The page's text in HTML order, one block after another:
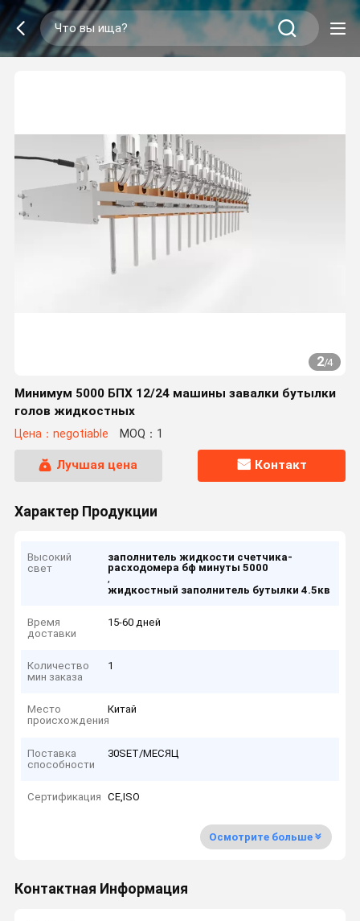
2/4
Минимум 5000 БПХ 12/24 машины завалки бутылки
голов жидкостных
Цена：negotiable MOQ：1
Лучшая цена Контакт
Характер Продукции
Высокий
свет
заполнитель жидкости счетчика-
расходомера бф минуты 5000
,
жидкостный заполнитель бутылки 4.5кв
Время
доставки
15-60 дней
Количество
мин заказа
1
Место
происхождения
Китай
Поставка
способности
30SET/МЕСЯЦ
Сертификация CE,ISO
Осмотрите больше
Контактная Информация